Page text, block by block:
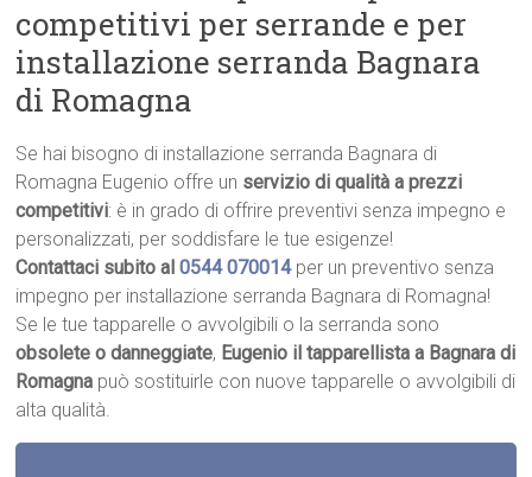
competitivi per serrande e per
installazione serranda Bagnara
di Romagna
Se hai bisogno di installazione serranda Bagnara di
Romagna Eugenio offre un servizio di qualità a prezzi
competitivi: è in grado di offrire preventivi senza impegno e
personalizzati, per soddisfare le tue esigenze!
Contattaci subito al0544 070014 per un preventivo senza
impegno per installazione serranda Bagnara di Romagna!
Se le tue tapparelle o avvolgibili o la serranda sono
obsolete o danneggiate, Eugenio il tapparellista a Bagnara di
Romagna può sostituirle con nuove tapparelle o avvolgibili di
alta qualità.